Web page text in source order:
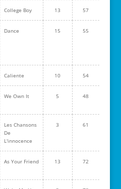
College Boy 13 57
Dance 15 55
Caliente 10 54
We Own It 5 48
Les Chansons
De
L'innocence
3 61
As Your Friend 13 72